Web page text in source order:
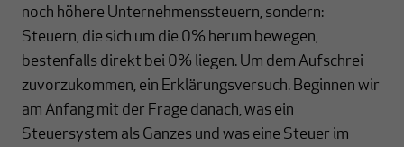
noch höhere Unternehmenssteuern, sondern:
Steuern, die sich um die 0% herum bewegen,
bestenfalls direkt bei 0% liegen. Um dem Aufschrei
zuvorzukommen, ein Erklärungsversuch. Beginnen wir
am Anfang mit der Frage danach, was ein
Steuersystem als Ganzes und was eine Steuer im